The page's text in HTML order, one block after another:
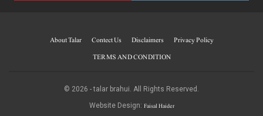
About Talar Contect Us Disclaimers
Privacy Policy
TERMS AND CONDITION
© 2026 - talar brahui. All Rights Reserved.
Website Design: Faisal Haider